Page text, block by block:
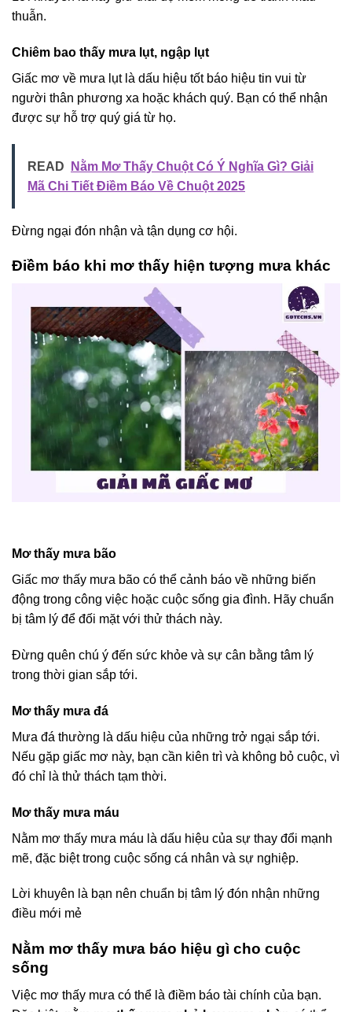
thuẫn.
Chiêm bao thấy mưa lụt, ngập lụt
Giấc mơ về mưa lụt là dấu hiệu tốt báo hiệu tin vui từ
người thân phương xa hoặc khách quý. Bạn có thể nhận
được sự hỗ trợ quý giá từ họ.
READ
Nằm Mơ Thấy Chuột Có Ý Nghĩa Gì? Giải
Mã Chi Tiết Điềm Báo Về Chuột 2025
Đừng ngại đón nhận và tận dụng cơ hội.
Điềm báo khi mơ thấy hiện tượng mưa khác
Mơ thấy mưa bão
Giấc mơ thấy mưa bão có thể cảnh báo về những biến
động trong công việc hoặc cuộc sống gia đình. Hãy chuẩn
bị tâm lý để đối mặt với thử thách này.
Đừng quên chú ý đến sức khỏe và sự cân bằng tâm lý
trong thời gian sắp tới.
Mơ thấy mưa đá
Mưa đá thường là dấu hiệu của những trở ngại sắp tới.
Nếu gặp giấc mơ này, bạn cần kiên trì và không bỏ cuộc, vì
đó chỉ là thử thách tạm thời.
Mơ thấy mưa máu
Nằm mơ thấy mưa máu là dấu hiệu của sự thay đổi mạnh
mẽ, đặc biệt trong cuộc sống cá nhân và sự nghiệp.
Lời khuyên là bạn nên chuẩn bị tâm lý đón nhận những
điều mới mẻ
Nằm mơ thấy mưa báo hiệu gì cho cuộc
sống
Việc mơ thấy mưa có thể là điềm báo tài chính của bạn.